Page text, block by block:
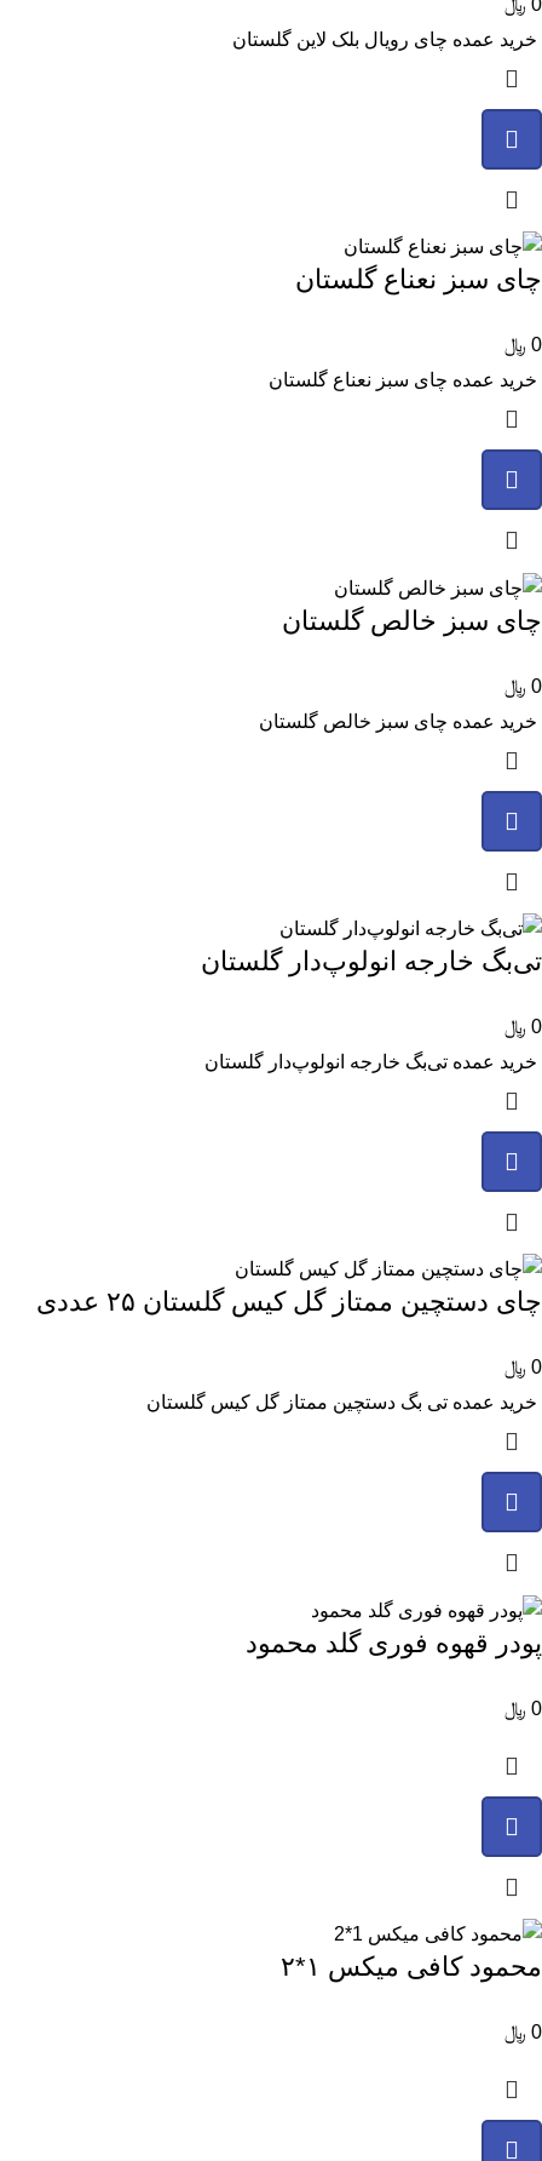
0 ﷼
خرید عمده چای رویال بلک لاین گلستان
چای سبز نعناع گلستان
0 ﷼
خرید عمده چای سبز نعناع گلستان
چای سبز خالص گلستان
0 ﷼
خرید عمده چای سبز خالص گلستان
تی‌بگ خارجه انولوپ‌‌دار گلستان
0 ﷼
خرید عمده تی‌بگ خارجه انولوپ‌‌دار گلستان
چای دستچین ممتاز گل کیس گلستان ۲۵ عددی
0 ﷼
خرید عمده تی بگ دستچین ممتاز گل کیس گلستان
پودر قهوه فوری گلد محمود
0 ﷼
محمود کافی میکس ۱*۲
0 ﷼